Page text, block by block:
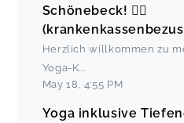
Schönebeck! 🧘‍♀️
Herzlich willkommen zu
Yoga-K...
May 18 4:55 PM
Yoga inklusive